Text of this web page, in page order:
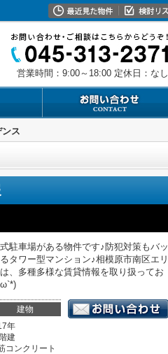
営業時間：9:00～18:00 定休日：なし
ス
駐車場がある物件です♪防犯対策もバッ
タワー型マンション♪相模原市南区エリ
、多種多様な賃貸情報を取り扱ってお
建物
年
建
コンクリート